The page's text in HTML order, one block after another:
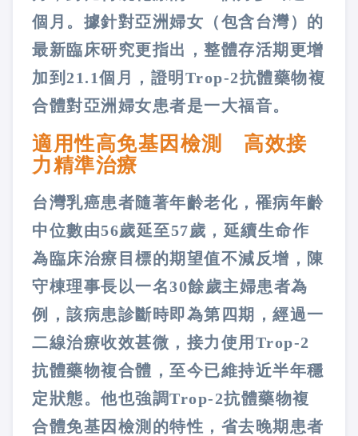
個月。據針對亞洲婦女（包含台灣）的
最新臨床研究更指出，整體存活期更增
加到21.1個月，證明Trop-2抗體藥物複
合體對亞洲婦女患者是一大福音。
適用性高免基因檢測 高效接
力精準治療
台灣乳癌患者隨著年齡老化，罹病年齡
中位數由56歲延至57歲，延續生命作
為臨床治療目標的期望值不減反增，陳
守棟理事長以一名30餘歲主婦患者為
例，該病患診斷時即為第四期，經過一
二線治療收效甚微，接力使用Trop-2
抗體藥物複合體，至今已維持近半年穩
定狀態。他也強調Trop-2抗體藥物複
合體免基因檢測的特性，省去晚期患者